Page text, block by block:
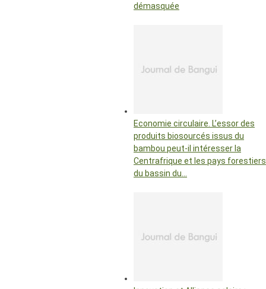
démasquée
Economie circulaire. L’essor des
produits biosourcés issus du
bambou peut-il intéresser la
Centrafrique et les pays forestiers
du bassin du…